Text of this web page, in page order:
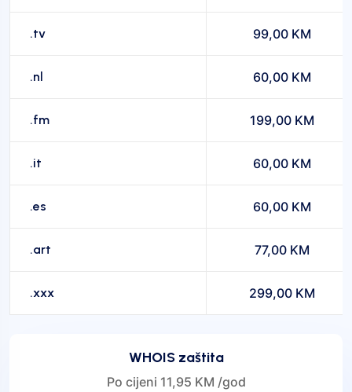
.tv 99,00 KM
.nl 60,00 KM
.fm 199,00 KM
.it 60,00 KM
.es 60,00 KM
.art 77,00 KM
.xxx 299,00 KM
WHOIS zaštita
Po cijeni 11,95 KM /god